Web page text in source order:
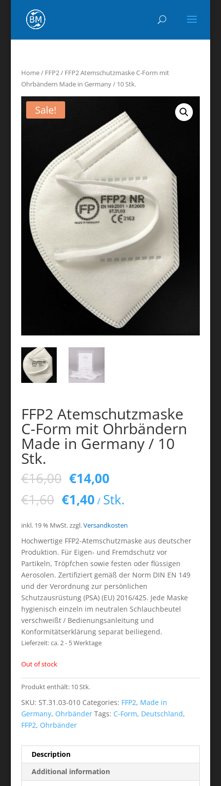
Home/ FFP2/ FFP2 Atemschutzmaske C-Form mit
Ohrbändern Made in Germany / 10 Stk.
Sale!
FFP2 Atemschutzmaske
C-Form mit Ohrbändern
Made in Germany / 10
Stk.
€16,00 €14,00
€1,60 €1,40 / Stk.
inkl. 19 % MwSt. zzgl.Versandkosten
Hochwertige FFP2-Atemschutzmaske aus deutscher
Produktion. Für Eigen- und Fremdschutz vor
Partikeln, Tröpfchen sowie festen oder flüssigen
Aerosolen. Zertifiziert gemäß der Norm DIN EN 149
und der Verordnung zur persönlichen
Schutzausrüstung (PSA) (EU) 2016/425. Jede Maske
hygienisch einzeln im neutralen Schlauchbeutel
verschweißt / Bedienungsanleitung und
Konformitätserklärung separat beiliegend.
Lieferzeit:ca. 2 - 5 Werktage
Out of stock
Produkt enthält: 10Stk.
SKU: ST.31.03-010 Categories: FFP2, Made in
Germany, Ohrbänder Tags: C-Form, Deutschland,
FFP2, Ohrbänder
Description
Additional information